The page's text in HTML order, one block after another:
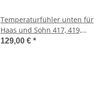
Temperaturfühler unten für
Haas und Sohn 417, 419,
432, 434, 517, 519, 521, 538
129,00 € *